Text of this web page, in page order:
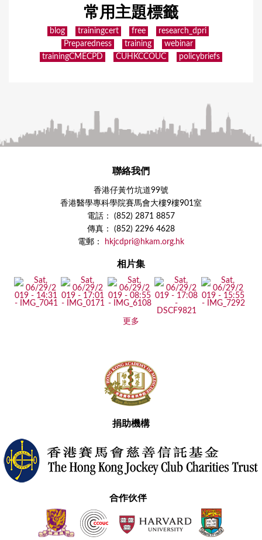
常用主題標籤
blog trainingcert free
research_dpri
Preparedness
training
webinar
trainingCMECPD
CUHKCCOUC policybriefs
聯絡我們
香港仔黃竹坑道99號
香港醫學專科學院賽馬會大樓9樓901室
電話： (852) 2871 8857
傳真： (852) 2296 4628
電郵：
hkjcdpri@hkam.org.hk
相片集
更多
捐助機構
合作伙伴